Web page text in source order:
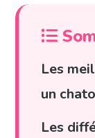
Les
un
Les